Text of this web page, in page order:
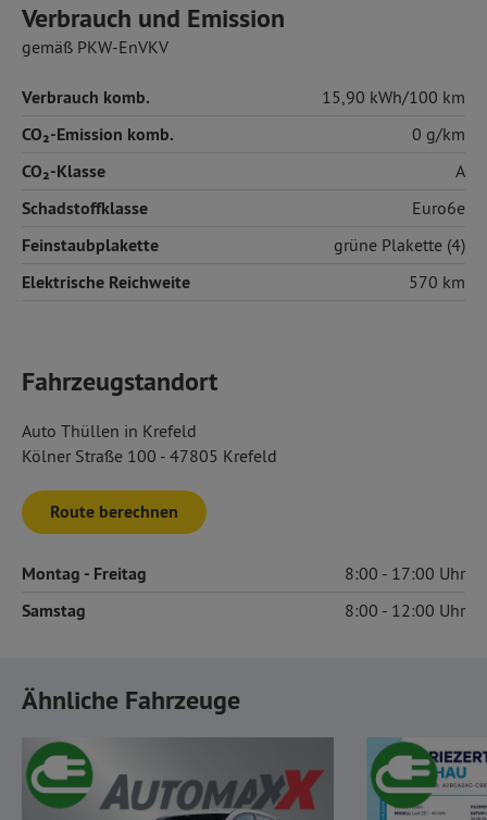
Verbrauch und Emission
gemäß PKW-EnVKV
Verbrauch komb. 15,90 kWh/100 km
CO₂-Emission komb. 0 g/km
CO₂-Klasse A
Schadstoffklasse Euro6e
Feinstaubplakette grüne Plakette (4)
Elektrische Reichweite 570 km
Fahrzeugstandort
Auto Thüllen in Krefeld
Kölner Straße 100 - 47805 Krefeld
Route berechnen
Montag - Freitag 8:00 17:00
Samstag 8:00 12:00
Ähnliche Fahrzeuge